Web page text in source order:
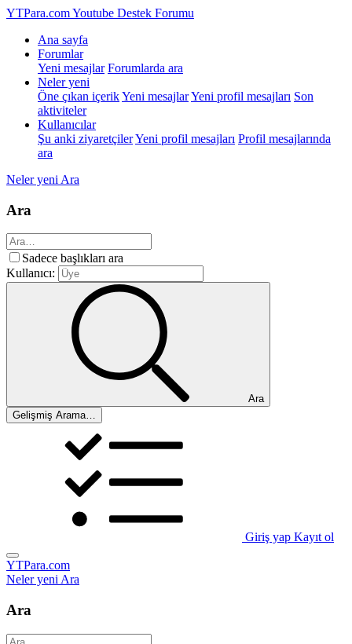
YTPara.comYoutube Destek Forumu
Ana sayfa
Forumlar
Yeni mesajlar Forumlarda ara
Neler yeni
Öne çıkan içerikYeni mesajlarYeni profil mesajları Son
aktiviteler
Kullanıcılar
Şu anki ziyaretçilerYeni profil mesajları Profil mesajlarında
ara
Neler yeni Ara
Ara
Sadece başlıkları ara
Kullanıcı:
Ara
Gelişmiş Arama…
Giriş yap Kayıt ol
YTPara.com
Neler yeniAra
Ara